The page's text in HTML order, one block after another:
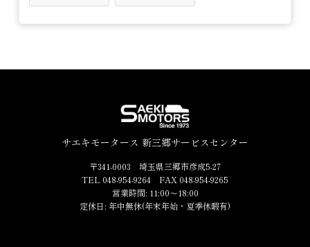
サエキモータース 新三郷サービスセンター
〒341-0003 埼玉県三郷市彦成5-27
TEL 048-954-9264 FAX 048-954-9265
営業時間: 11:00～18:00
定休日: 年中無休(年末年始・夏季休暇有)